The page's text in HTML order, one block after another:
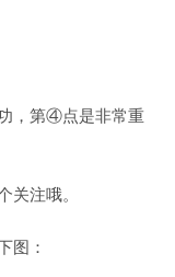
，第④点是非常重
注哦。
图：